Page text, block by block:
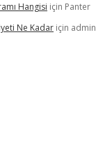
Hangisi için Panter
Ne Kadar için admin